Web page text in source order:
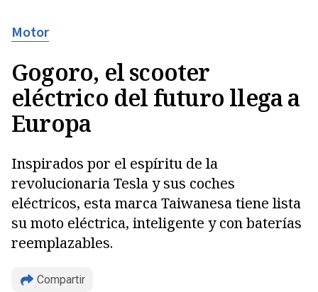
Motor
Gogoro, el scooter
eléctrico del futuro llega a
Europa
Inspirados por el espíritu de la
revolucionaria Tesla y sus coches
eléctricos, esta marca Taiwanesa tiene lista
su moto eléctrica, inteligente y con baterías
reemplazables.
Compartir